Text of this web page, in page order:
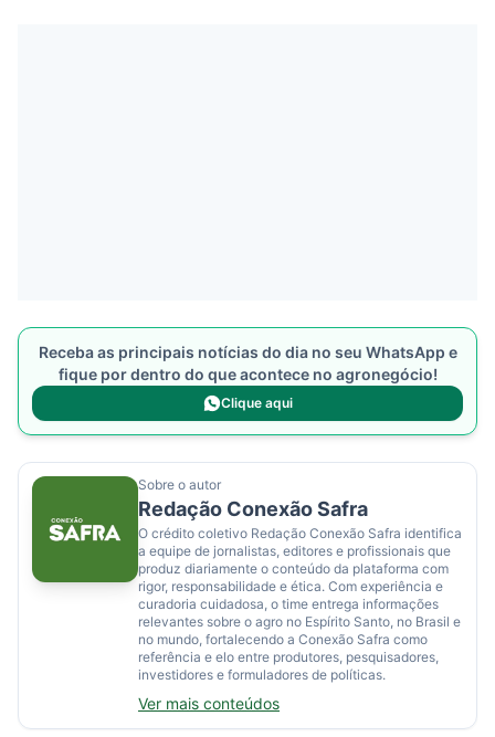
Receba as principais notícias do dia no seu WhatsApp e
fique por dentro do que acontece no agronegócio!
Clique aqui
Sobre o autor
Redação Conexão Safra
O crédito coletivo Redação Conexão Safra identifica
a equipe de jornalistas, editores e profissionais que
produz diariamente o conteúdo da plataforma com
rigor, responsabilidade e ética. Com experiência e
curadoria cuidadosa, o time entrega informações
relevantes sobre o agro no Espírito Santo, no Brasil e
no mundo, fortalecendo a Conexão Safra como
referência e elo entre produtores, pesquisadores,
investidores e formuladores de políticas.
Ver mais conteúdos